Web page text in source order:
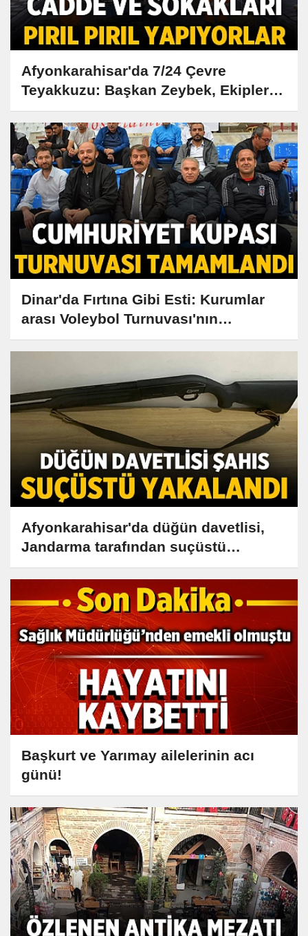
Afyonkarahisar'da 7/24 Çevre
Teyakkuzu: Başkan Zeybek, Ekiplerle
Sahada!
Dinar'da Fırtına Gibi Esti: Kurumlar
arası Voleybol Turnuvası'nın
şampiyonu belli oldu!
Afyonkarahisar'da düğün davetlisi,
Jandarma tarafından suçüstü
yakalandı!
Başkurt ve Yarımay ailelerinin acı
günü!